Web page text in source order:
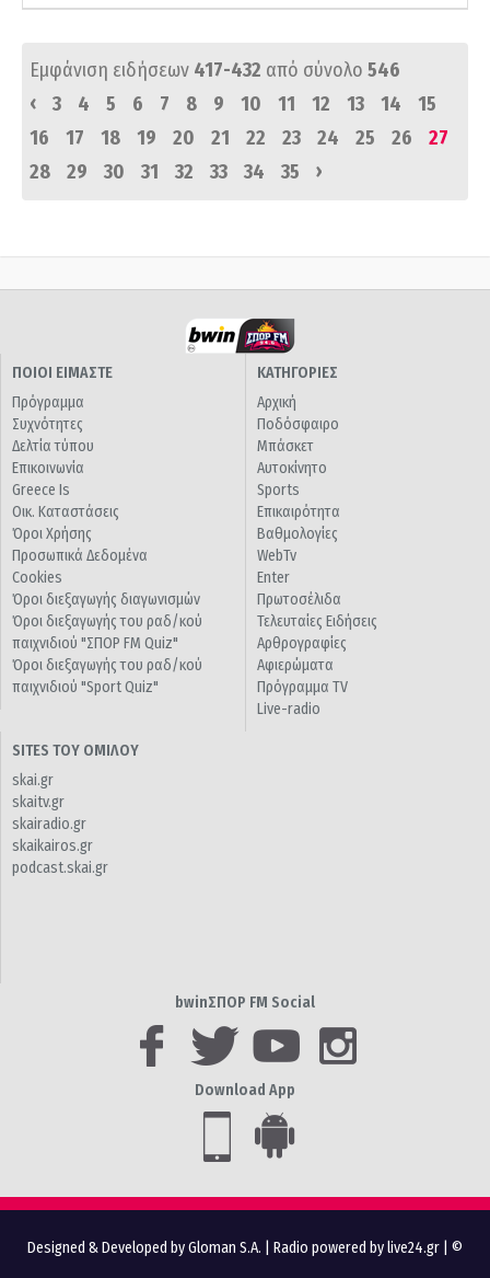
Εμφάνιση ειδήσεων 417-432 από σύνολο 546
‹
3 4 5 6 7 8 9 10 11 12 13 14
15
16
17 18 19 20 21 22 23 24 25 26
27
28
29 30 31 32 33 34 35 ›
ΠΟΙΟΙ ΕΙΜΑΣΤΕ
Πρόγραμμα
Συχνότητες
Δελτία τύπου
Επικοινωνία
Greece Is
Οικ. Καταστάσεις
Όροι Χρήσης
Προσωπικά Δεδομένα
Cookies
Όροι διεξαγωγής διαγωνισμών
Όροι διεξαγωγής του ραδ/κού
παιχνιδιού "ΣΠΟΡ FM Quiz"
Όροι διεξαγωγής του ραδ/κού
παιχνιδιού "Sport Quiz"
ΚΑΤΗΓΟΡΙΕΣ
Αρχική
Ποδόσφαιρο
Μπάσκετ
Αυτοκίνητο
Sports
Επικαιρότητα
Βαθμολογίες
WebTv
Enter
Πρωτοσέλιδα
Τελευταίες Ειδήσεις
Αρθρογραφίες
Αφιερώματα
Πρόγραμμα TV
Live-radio
SITES ΤΟΥ ΟΜΙΛΟΥ
skai.gr
skaitv.gr
skairadio.gr
skaikairos.gr
podcast.skai.gr
bwinΣΠΟΡ FM Social
Download App
Designed & Developed by Gloman S.A. Radio powered by live24.gr | ©